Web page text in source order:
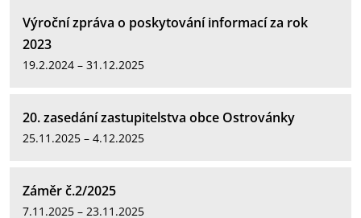
Výroční zpráva o poskytování informací za rok
2023
19.2.2024 – 31.12.2025
20. zasedání zastupitelstva obce Ostrovánky
25.11.2025 – 4.12.2025
Záměr č.2/2025
7.11.2025 – 23.11.2025